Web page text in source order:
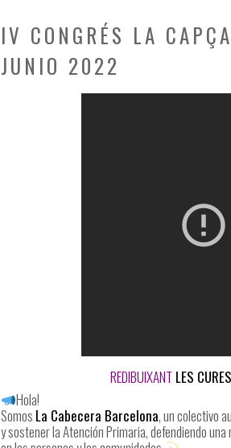
IV CONGRÉS LA
JUNIO 2022
REDIBUIXANT LES
Hola!
Somos La Cabecera Barcelona, un colectivo
y sostener la Atención Primaria, defendiendo